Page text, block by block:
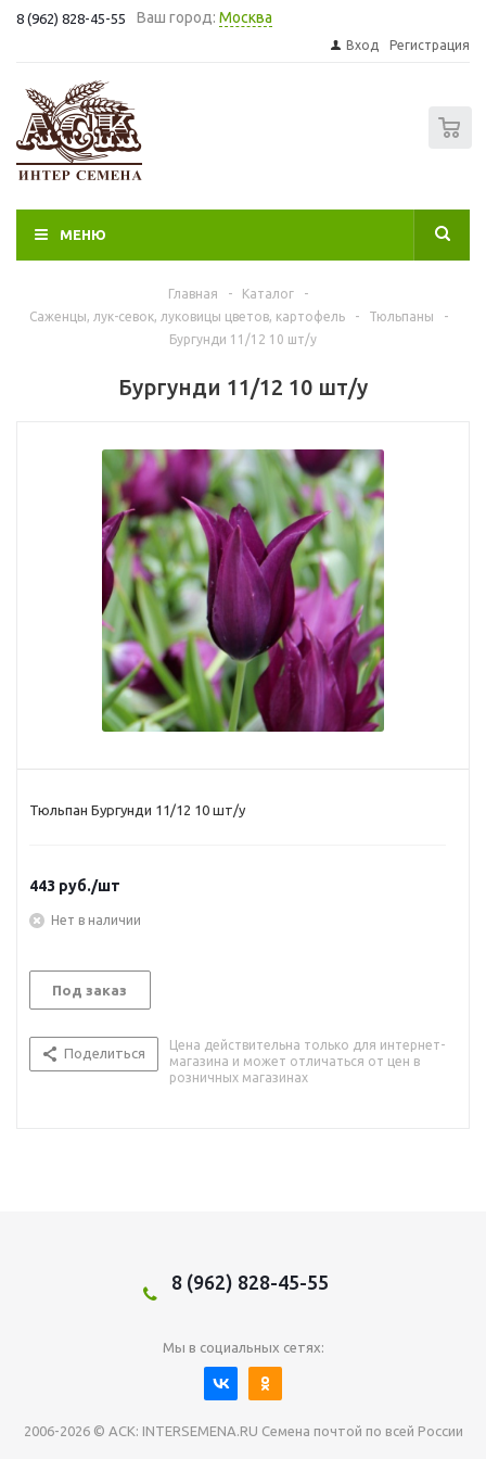
8 (962) 828-45-55 Ваш город: Москва
Вход Регистрация
МЕНЮ
Главная - Каталог
-
Саженцы, лук-севок, луковицы цветов, картофель
- Тюльпаны
-
Бургунди 11/12 10 шт/у
Бургунди 11/12 10 шт/у
Тюльпан Бургунди 11/12 10 шт/у
443 руб./шт
Нет в наличии
Под заказ
Поделиться
Цена действительна только для интернет-
магазина и может отличаться от цен в
розничных магазинах
8 (962) 828-45-55
Мы в социальных сетях:
2006-2026 © АСК: INTERSEMENA.RU Семена почтой по всей России